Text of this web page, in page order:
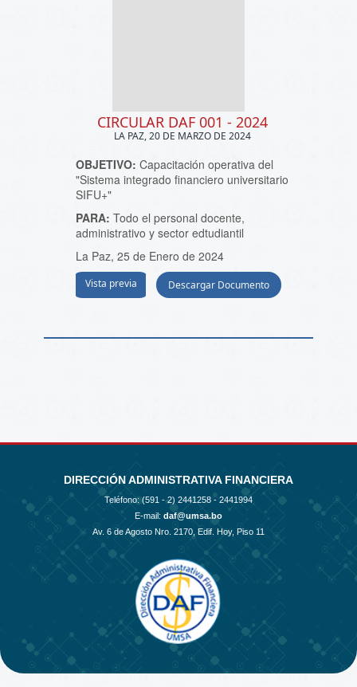
CIRCULAR DAF 001 - 2024
LA PAZ, 20 DE MARZO DE 2024
OBJETIVO: Capacitación operativa del
"Sistema integrado financiero universitario
SIFU+"
PARA: Todo el personal docente,
administrativo y sector edtudiantil
La Paz, 25 de Enero de 2024
Vista previa Descargar Documento
DIRECCIÓN ADMINISTRATIVA FINANCIERA
Teléfono: (591 - 2) 2441258 - 2441994
E-mail: daf@umsa.bo
Av. 6 de Agosto Nro. 2170, Edif. Hoy, Piso 11